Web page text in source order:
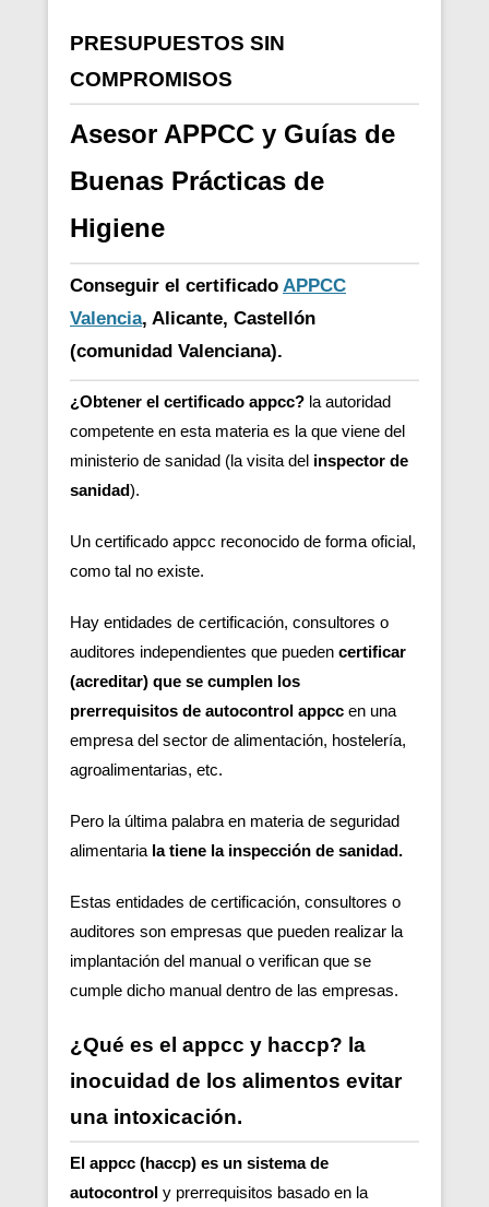
PRESUPUESTOS SIN
COMPROMISOS
Asesor APPCC y Guías de
Buenas Prácticas de
Higiene
Conseguir el certificado APPCC
Valencia, Alicante, Castellón
(comunidad Valenciana).
¿Obtener el certificado appcc? la autoridad
competente en esta materia es la que viene del
ministerio de sanidad (la visita del inspector de
sanidad).
Un certificado appcc reconocido de forma oficial,
como tal no existe.
Hay entidades de certificación, consultores o
auditores independientes que pueden certificar
(acreditar) que se cumplen los
prerrequisitos de autocontrol appcc en una
empresa del sector de alimentación, hostelería,
agroalimentarias, etc.
Pero la última palabra en materia de seguridad
alimentaria la tiene la inspección de sanidad.
Estas entidades de certificación, consultores o
auditores son empresas que pueden realizar la
implantación del manual o verifican que se
cumple dicho manual dentro de las empresas.
¿Qué es el appcc y haccp? la
inocuidad de los alimentos evitar
una intoxicación.
El appcc (haccp) es un sistema de
autocontrol y prerrequisitos basado en la